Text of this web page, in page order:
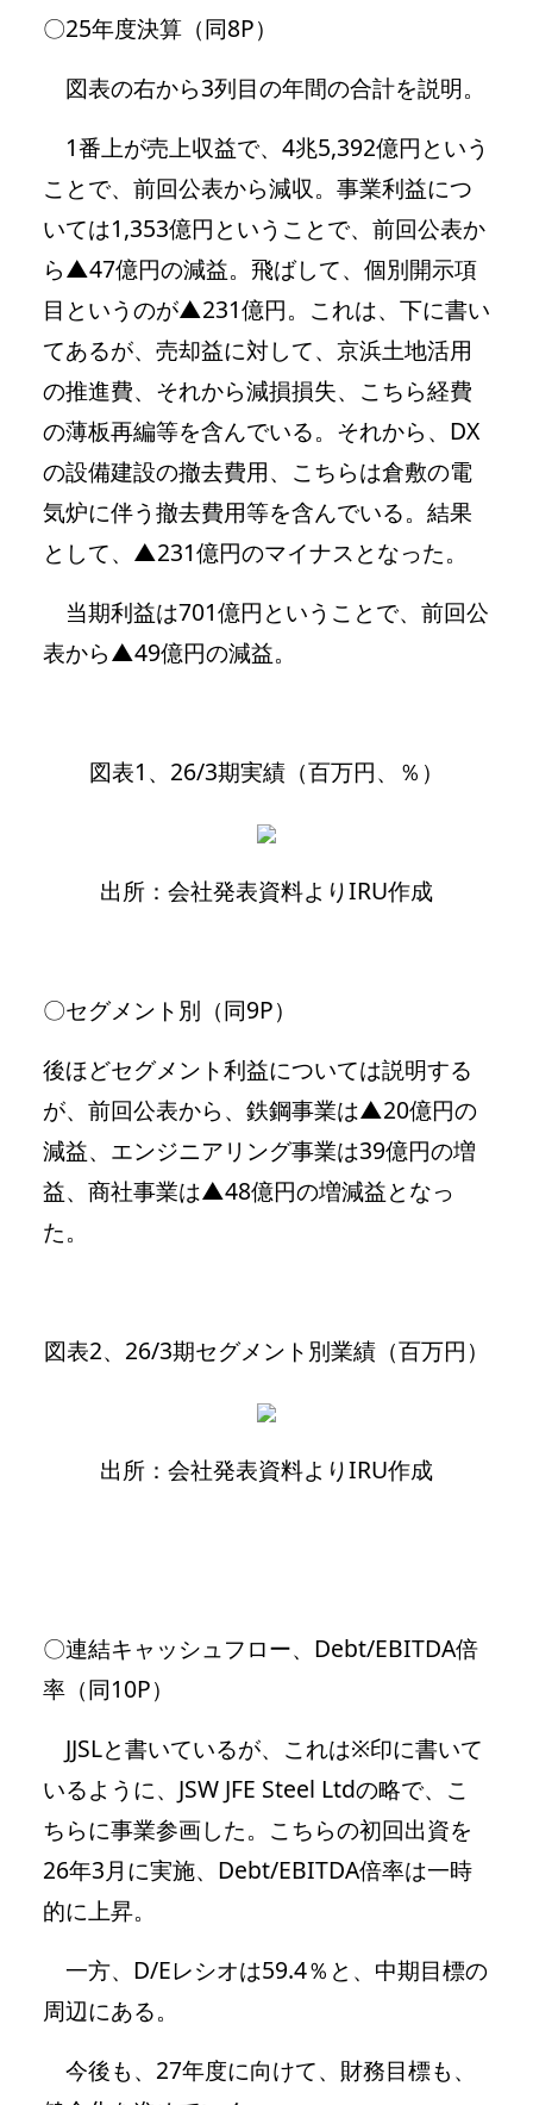
〇25年度決算（同8P）
図表の右から3列目の年間の合計を説明。
1番上が売上収益で、4兆5,392億円という
ことで、前回公表から減収。事業利益につ
いては1,353億円ということで、前回公表か
ら▲47億円の減益。飛ばして、個別開示項
目というのが▲231億円。これは、下に書い
てあるが、売却益に対して、京浜土地活用
の推進費、それから減損損失、こちら経費
の薄板再編等を含んでいる。それから、DX
の設備建設の撤去費用、こちらは倉敷の電
気炉に伴う撤去費用等を含んでいる。結果
として、▲231億円のマイナスとなった。
当期利益は701億円ということで、前回公
表から▲49億円の減益。
図表1、26/3期実績（百万円、％）
出所：会社発表資料よりIRU作成
〇セグメント別（同9P）
後ほどセグメント利益については説明する
が、前回公表から、鉄鋼事業は▲20億円の
減益、エンジニアリング事業は39億円の増
益、商社事業は▲48億円の増減益となっ
た。
図表2、26/3期セグメント別業績（百万円）
出所：会社発表資料よりIRU作成
〇連結キャッシュフロー、Debt/EBITDA倍
率（同10P）
JJSLと書いているが、これは※印に書いて
いるように、JSW JFE Steel Ltdの略で、こ
ちらに事業参画した。こちらの初回出資を
26年3月に実施、Debt/EBITDA倍率は一時
的に上昇。
一方、D/Eレシオは59.4％と、中期目標の
周辺にある。
今後も、27年度に向けて、財務目標も、